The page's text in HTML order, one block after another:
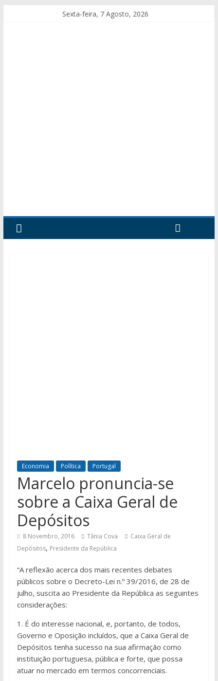
Sexta-feira, 7 Agosto, 2026
Economia Política Portugal
Marcelo pronuncia-se
sobre a Caixa Geral de
Depósitos
8 Novembro, 2016 Tânia Cova
Caixa Geral de
Depósitos, Presidente da República
“A reflexão acerca dos mais recentes debates
públicos sobre o Decreto-Lei n.º 39/2016, de 28 de
julho, suscita ao Presidente da República as seguintes
considerações:
1. É do interesse nacional, e, portanto, de todos,
Governo e Oposição incluídos, que a Caixa Geral de
Depósitos tenha sucesso na sua afirmação como
instituição portuguesa, pública e forte, que possa
atuar no mercado em termos concorrenciais.